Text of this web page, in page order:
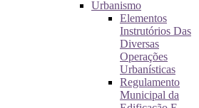
Urbanismo
Elementos
Instrutórios Das
Diversas
Operações
Urbanísticas
Regulamento
Municipal da